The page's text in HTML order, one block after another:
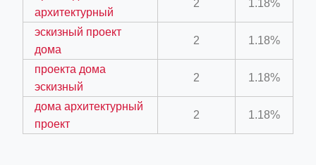
feed-calculator
архитектурный
2 1.18%
эскизный проект
дома
2 1.18%
проекта дома
эскизный
2 1.18%
дома архитектурный
проект
2 1.18%